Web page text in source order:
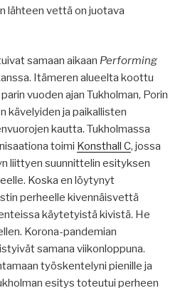
lähteen vettä on juotava
samaan aikaan Performing
Itämeren alueelta koottu
vuoden ajan Tukholman, Porin
kävelyiden ja paikallisten
kautta. Tukholmassa
toimi Konsthall C, jossa
liittyen suunnittelin esityksen
Koska en löytynyt
perheelle kivennäisvettä
käytetyistä kivistä. He
Korona-pandemian
samana viikonloppuna.
työskentelyni pienille ja
esitys toteutui perheen